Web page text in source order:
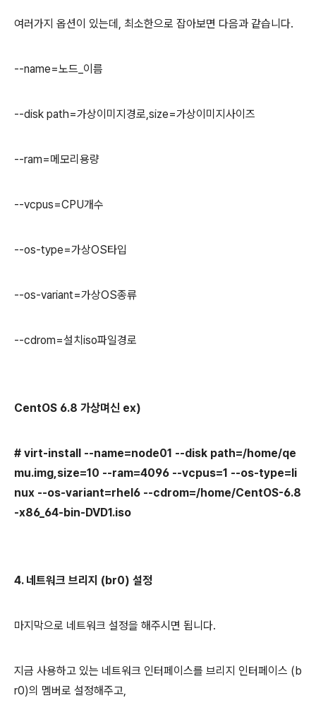
여러가지 옵션이 있는데, 최소한으로 잡아보면 다음과 같습니다.
--name=노드_이름
--disk path=가상이미지경로,size=가상이미지사이즈
--ram=메모리용량
--vcpus=CPU개수
--os-type=가상OS타입
--os-variant=가상OS종류
--cdrom=설치iso파일경로
CentOS 6.8 가상며신 ex)
# virt-install --name=node01 --disk path=/home/qe
mu.img,size=10 --ram=4096 --vcpus=1 --os-type=li
nux --os-variant=rhel6 --cdrom=/home/CentOS-6.8
-x86_64-bin-DVD1.iso
4. 네트워크 브리지 (br0) 설정
마지막으로 네트워크 설정을 해주시면 됩니다.
지금 사용하고 있는 네트워크 인터페이스를 브리지 인터페이스 (b
r0)의 멤버로 설정해주고,